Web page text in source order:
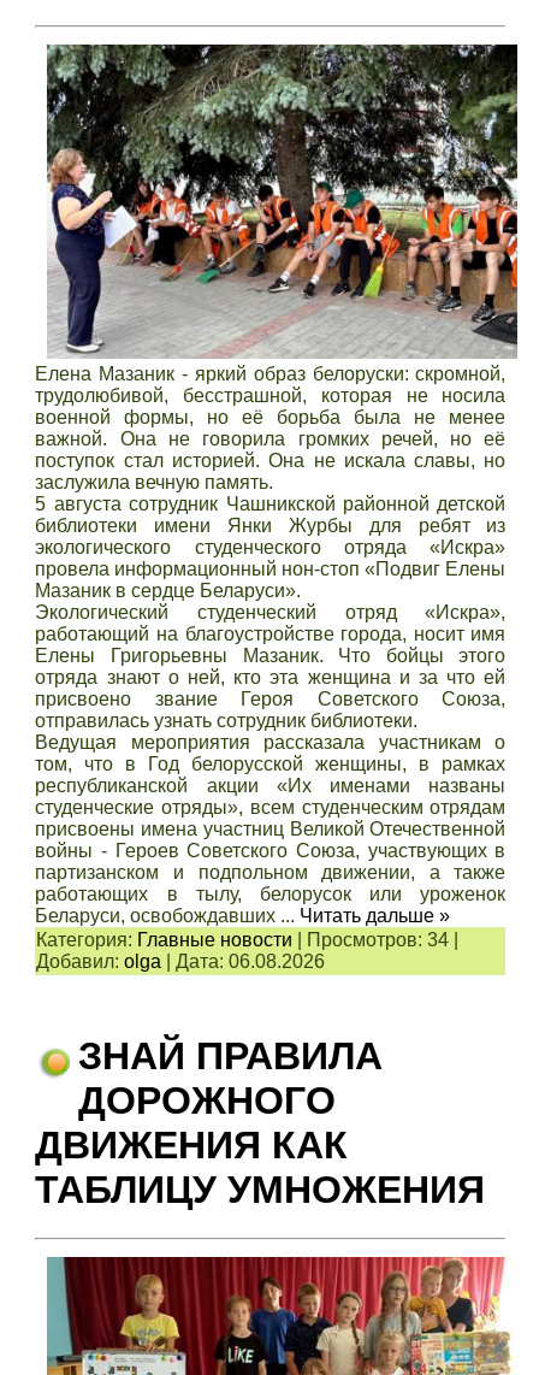
Елена Мазаник - яркий образ белоруски: скромной,
трудолюбивой, бесстрашной, которая не носила
военной формы, но её борьба была не менее
важной. Она не говорила громких речей, но её
поступок стал историей. Она не искала славы, но
заслужила вечную память.
5 августа сотрудник Чашникской районной детской
библиотеки имени Янки Журбы для ребят из
экологического студенческого отряда «Искра»
провела информационный нон-стоп «Подвиг Елены
Мазаник в сердце Беларуси».
Экологический студенческий отряд «Искра»,
работающий на благоустройстве города, носит имя
Елены Григорьевны Мазаник. Что бойцы этого
отряда знают о ней, кто эта женщина и за что ей
присвоено звание Героя Советского Союза,
отправилась узнать сотрудник библиотеки.
Ведущая мероприятия рассказала участникам о
том, что в Год белорусской женщины, в рамках
республиканской акции «Их именами названы
студенческие отряды», всем студенческим отрядам
присвоены имена участниц Великой Отечественной
войны - Героев Советского Союза, участвующих в
партизанском и подпольном движении, а также
работающих в тылу, белорусок или уроженок
Беларуси, освобождавших ... Читать дальше »
Категория: Главные новости Просмотров: 34
Добавил: olga |Дата: 06.08.2026
ЗНАЙ ПРАВИЛА
ДОРОЖНОГО
ДВИЖЕНИЯ КАК
ТАБЛИЦУ УМНОЖЕНИЯ